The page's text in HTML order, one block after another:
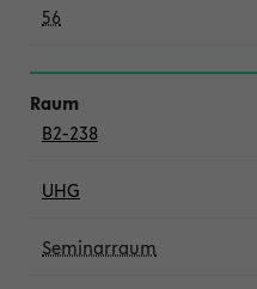
56
B2-238
UHG
Seminarraum